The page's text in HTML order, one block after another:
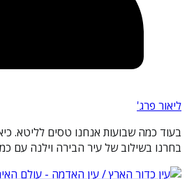
ליאור פרג'
בעוד כמה שבועות אנחנו טסים לליטא.
בחרנו בשילוב של עיר הבירה וילנה עם